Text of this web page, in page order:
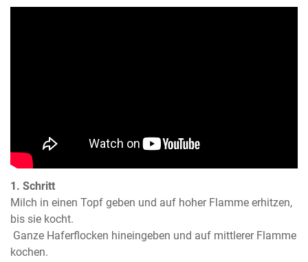
1. Schritt
Milch in einen Topf geben und auf hoher Flamme erhitzen,
bis sie kocht.
kochen.